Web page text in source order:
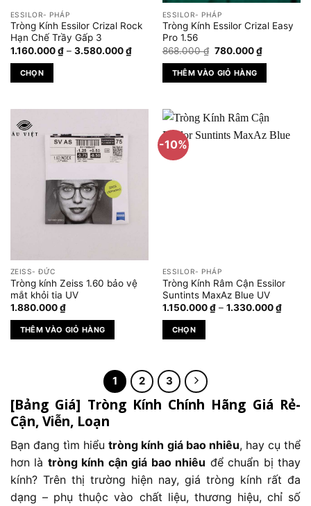
chọn
trên
trang
sản
phẩm
được
chọn
trên
trang
sản
phẩm
ESSILOR- PHÁP
Tròng Kính Essilor Crizal Rock
Hạn Chế Trầy Gấp 3
1.160.000₫ – 3.580.000₫Khoảng
giá:
1.160.000 ₫
CHỌN
này
có
được
chọn
trên
trang
sản
ESSILOR- PHÁP
Tròng Kính Essilor Crizal Easy
Pro 1.56
868.000₫ Giá
là:
868.000 ₫.
780.000₫Giá
hiện
780.000 ₫.
THÊM VÀO GIỎ HÀNG
ZEISS- ĐỨC
Tròng kính Zeiss 1.60 bảo vệ
mắt khỏi tia UV
1.880.000₫
THÊM VÀO GIỎ HÀNG
-10%
ESSILOR- PHÁP
Tròng Kính Râm Cận Essilor
Suntints MaxAz Blue UV
1.150.000₫ – 1.330.000₫
giá:
CHỌN
này
có
nhiều
Các
tùy
chọn
có
1 2 3
[Bảng Giá] Tròng Kính Chính Hãng Giá Rẻ-
Cận, Viễn, Loạn
Bạn đang tìm hiểutròng kính giá bao nhiêu, hay cụ thể
hơn là tròng kính cận giá bao nhiêu để chuẩn bị thay
kính? Trên thị trường hiện nay, giá tròng kính rất đa
dạng – phụ thuộc vào chất liệu, thương hiệu, chỉ số